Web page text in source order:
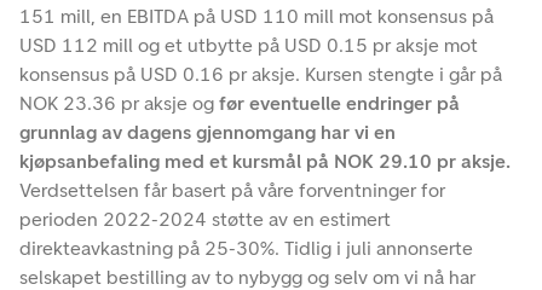
151 mill, en EBITDA på USD 110 mill mot konsensus på
USD 112 mill og et utbytte på USD 0.15 pr aksje mot
konsensus på USD 0.16 pr aksje. Kursen stengte i går på
NOK 23.36 pr aksje og før eventuelle endringer på
grunnlag av dagens gjennomgang har vi en
kjøpsanbefaling med et kursmål på NOK 29.10 pr aksje.
Verdsettelsen får basert på våre forventninger for
perioden 2022-2024 støtte av en estimert
direkteavkastning på 25-30%. Tidlig i juli annonserte
selskapet bestilling av to nybygg og selv om vi nå har